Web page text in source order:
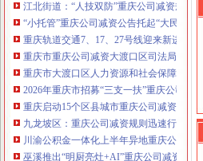
江北街道：“人技双防”重庆公司减资规则
“小托管”重庆公司减资公告托起“大民生
重庆轨道交通7、17、27号线迎来新进展
重庆市重庆公司减资大渡口区司法局新山
重庆市大渡口区人力资源和社会保障局关
2026年重庆市招募“三支一扶”重庆公司减
重庆启动15个区县城市重庆公司减资内涝
九龙坡区：重庆公司减资规则迅速行动筑
川渝公积金一体化上半年异地重庆公司减
巫溪推出“明厨亮灶+AI”重庆公司减资规